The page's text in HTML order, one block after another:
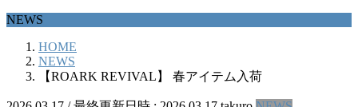
NEWS
HOME
NEWS
【ROARK REVIVAL】 春アイテム入荷